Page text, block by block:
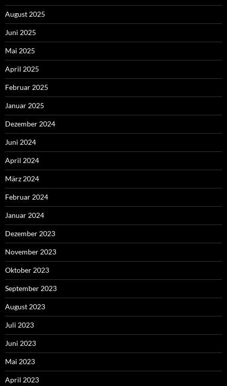
August 2025
Juni 2025
Mai 2025
April 2025
Februar 2025
Januar 2025
Dezember 2024
Juni 2024
April 2024
März 2024
Februar 2024
Januar 2024
Dezember 2023
November 2023
Oktober 2023
September 2023
August 2023
Juli 2023
Juni 2023
Mai 2023
April 2023